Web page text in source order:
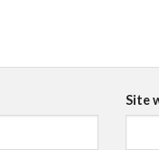
Site